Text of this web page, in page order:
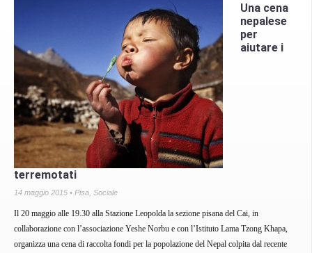
Una cena
nepalese
per
aiutare i
terremotati
14 maggio 2015 • Pisa Sociale
Il 20 maggio alle 19.30 alla Stazione Leopolda la sezione pisana del Cai, in
collaborazione con l’associazione Yeshe Norbu e con l’Istituto Lama Tzong Khapa,
organizza una cena di raccolta fondi per la popolazione del Nepal colpita dal recente